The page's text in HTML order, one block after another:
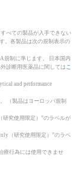
べての製品が入手できない
。各製品は次の規制表示の
規制に準じます。 日本国内
診断用医薬品に関しては こ
and performance
（製品はヨーロッパ規制
研究使用限定）”のラベルが
（研究使用限定）”のラベ
療行為には使用できませ